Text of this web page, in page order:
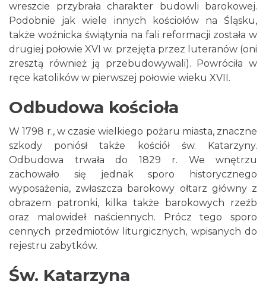
wreszcie przybrała charakter budowli barokowej.
Podobnie jak wiele innych kościołów na Śląsku,
także woźnicka świątynia na fali reformacji została w
drugiej połowie XVI w. przejęta przez luteranów (oni
zresztą również ją przebudowywali). Powróciła w
ręce katolików w pierwszej połowie wieku XVII.
Odbudowa kościoła
W 1798 r., w czasie wielkiego pożaru miasta, znaczne
szkody poniósł także kościół św. Katarzyny.
Odbudowa trwała do 1829 r. We wnętrzu
zachowało się jednak sporo historycznego
wyposażenia, zwłaszcza barokowy ołtarz główny z
obrazem patronki, kilka także barokowych rzeźb
oraz malowideł naściennych. Prócz tego sporo
cennych przedmiotów liturgicznych, wpisanych do
rejestru zabytków.
Św. Katarzyna